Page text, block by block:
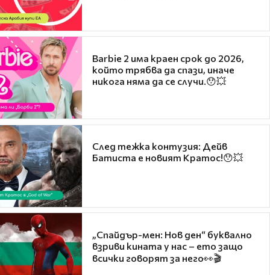
Barbie 2 има краен срок до 2026,
който трябва да спази, иначе
никога няма да се случи.😯💥
След тежка контузия: Дейв
Батиста е новият Кратос!😯💥
„Спайдър-мен: Нов ден“ буквално
взриви кината у нас – ето защо
всички говорят за него👀🎬